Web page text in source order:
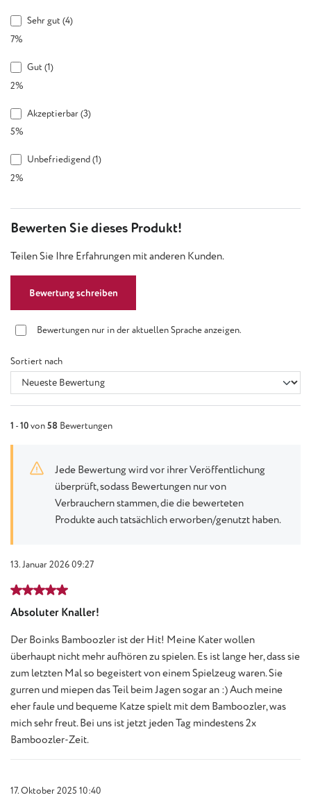
Sehr gut (4)
7%
Gut (1)
2%
Akzeptierbar (3)
5%
Unbefriedigend (1)
2%
Bewerten Sie dieses Produkt!
Teilen Sie Ihre Erfahrungen mit anderen Kunden.
Bewertung schreiben
Bewertungen nur in der aktuellen Sprache anzeigen.
Sortiert nach
1 -10von58 Bewertungen
Jede Bewertung wird vor ihrer Veröffentlichung
überprüft, sodass Bewertungen nur von
Verbrauchern stammen, die die bewerteten
Produkte auch tatsächlich erworben/genutzt haben.
13. Januar 2026 09:27
Bewertung mit 5 von 5 Sternen
Absoluter Knaller!
Der Boinks Bamboozler ist der Hit! Meine Kater wollen
überhaupt nicht mehr aufhören zu spielen. Es ist lange her, dass sie
zum letzten Mal so begeistert von einem Spielzeug waren. Sie
gurren und miepen das Teil beim Jagen sogar an :) Auch meine
eher faule und bequeme Katze spielt mit dem Bamboozler, was
mich sehr freut. Bei uns ist jetzt jeden Tag mindestens 2x
Bamboozler-Zeit.
17. Oktober 2025 10:40